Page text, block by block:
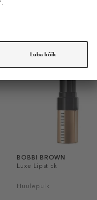
BOBBI BROWN
Luxe Lipstick
Huulepulk